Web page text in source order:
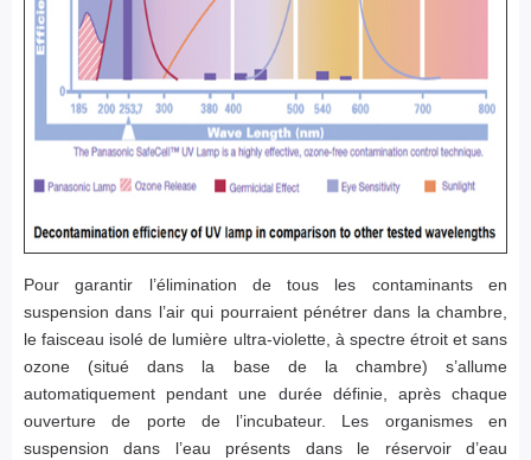
Pour garantir l’élimination de tous les contaminants en
suspension dans l’air qui pourraient pénétrer dans la chambre,
le faisceau isolé de lumière ultra-violette, à spectre étroit et sans
ozone (situé dans la base de la chambre) s’allume
automatiquement pendant une durée définie, après chaque
ouverture de porte de l’incubateur. Les organismes en
suspension dans l’eau présents dans le réservoir d’eau